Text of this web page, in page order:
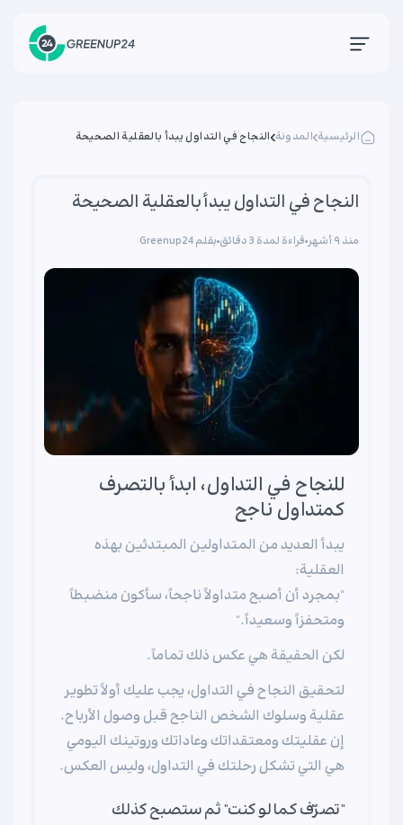
الرئيسية المدونة النجاح في التداول يبدأ بالعقلية الصحيحة
النجاح في التداول يبدأ بالعقلية الصحيحة
منذ ۹ أشهر قراءة لمدة 3 دقائق بقلم Greenup24
للنجاح في التداول، ابدأ بالتصرف
كمتداول ناجح
يبدأ العديد من المتداولين المبتدئين بهذه
العقلية:
"بمجرد أن أصبح متداولاً ناجحاً، سأكون منضبطاً
ومتحفزاً وسعيداً."
لكن الحقيقة هي عكس ذلك تماماً.
لتحقيق النجاح في التداول، يجب عليك أولاً تطوير
عقلية وسلوك الشخص الناجح قبل وصول الأرباح.
إن عقليتك ومعتقداتك وعاداتك وروتينك اليومي
هي التي تشكل رحلتك في التداول، وليس العكس.
"تصرّف كما لو كنت" ثم ستصبح كذلك